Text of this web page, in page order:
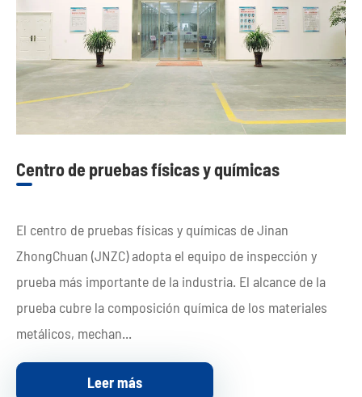
Centro de pruebas físicas y químicas
El centro de pruebas físicas y químicas de Jinan
ZhongChuan (JNZC) adopta el equipo de inspección y
prueba más importante de la industria. El alcance de la
prueba cubre la composición química de los materiales
metálicos, mechan...
Leer más